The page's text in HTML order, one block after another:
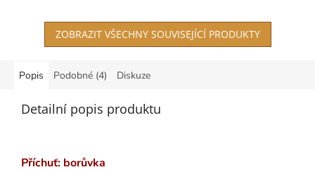
hvězdiček.ZOBRAZIT VŠECHNY SOUVISEJÍCÍ PRODUKTY
Popis Podobné (4) Diskuze
Detailní popis produktu
Příchuť: borůvka